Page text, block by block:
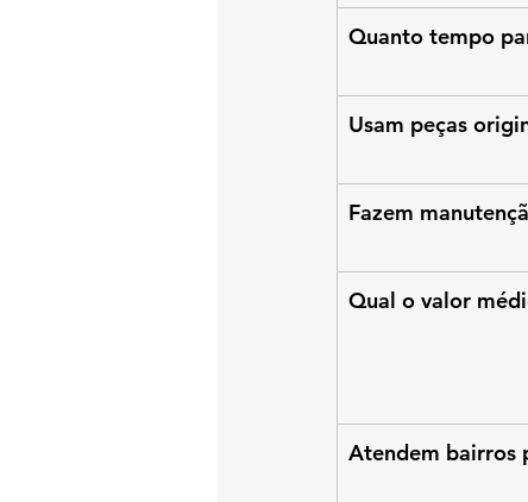
Quanto tempo
Usam peças
Fazem
Qual o valor
Atendem bairros